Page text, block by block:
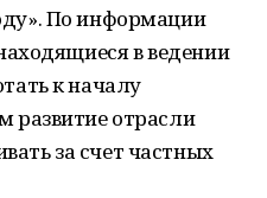
По информации
в ведении
к началу
развитие отрасли
за счет частных